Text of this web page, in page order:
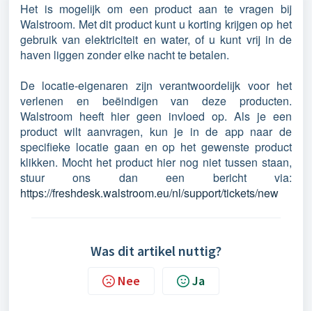
Het is mogelijk om een product aan te vragen bij
Walstroom. Met dit product kunt u korting krijgen op het
gebruik van elektriciteit en water, of u kunt vrij in de
haven liggen zonder elke nacht te betalen.
De locatie-eigenaren zijn verantwoordelijk voor het
verlenen en beëindigen van deze producten.
Walstroom heeft hier geen invloed op. Als je een
product wilt aanvragen, kun je in de app naar de
specifieke locatie gaan en op het gewenste product
klikken. Mocht het product hier nog niet tussen staan,
stuur ons dan een bericht via:
https://freshdesk.walstroom.eu/nl/support/tickets/new
Was dit artikel nuttig?
Nee Ja